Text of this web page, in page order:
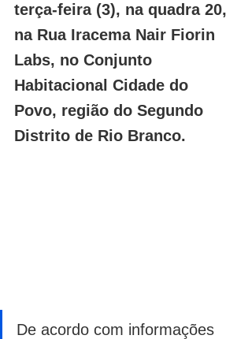
terça-feira (3), na quadra 20,
na Rua Iracema Nair Fiorin
Labs, no Conjunto
Habitacional Cidade do
Povo, região do Segundo
Distrito de Rio Branco.
De acordo com informações